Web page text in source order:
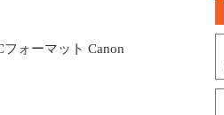
フォーマット Canon